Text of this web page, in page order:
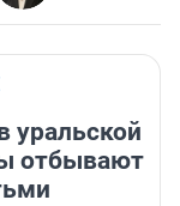
уральской
отбывают